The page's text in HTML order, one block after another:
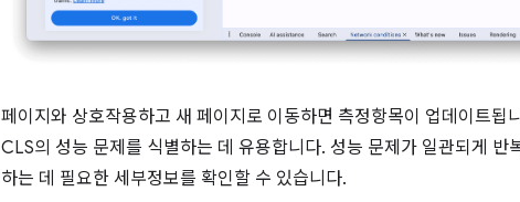
페이지와 상호작용하고 새 페이지로 이동하면 측정항목이 업데이트됩
CLS의 성능 문제를 식별하는 데 유용합니다. 성능 문제가 일관되게 반
하는 데 필요한 세부정보를 확인할 수 있습니다.